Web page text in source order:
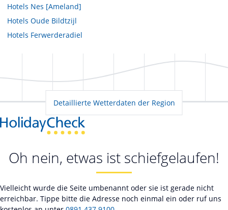
Hotels Nes [Ameland]
Hotels Oude Bildtzijl
Hotels Ferwerderadiel
Detaillierte Wetterdaten der Region
Oh nein, etwas ist schiefgelaufen!
Vielleicht wurde die Seite umbenannt oder sie ist gerade nicht
erreichbar. Tippe bitte die Adresse noch einmal ein oder ruf uns